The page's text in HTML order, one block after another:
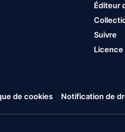
Éditeur
Suivre
de cookies Notification de